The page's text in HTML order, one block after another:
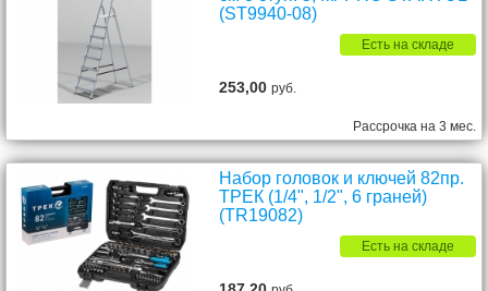
(ST9940-08)
Есть на складе
253,00руб.
Рассрочка на 3 мес.
Набор головок и ключей 82пр.
ТРЕК (1/4", 1/2", 6 граней)
(TR19082)
Есть на складе